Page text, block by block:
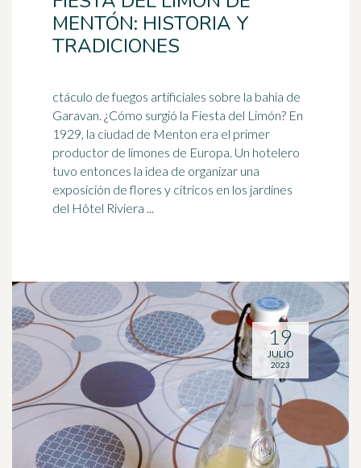
MENTÓN: HISTORIA Y
TRADICIONES
ctáculo de fuegos artificiales sobre la bahía de
Garavan. ¿Cómo surgió la Fiesta del Limón? En
1929, la ciudad de Menton era el primer
productor de limones de Europa. Un hotelero
tuvo entonces la idea de organizar una
exposición de flores y cítricos en los jardines
del Hôtel Riviera ...
19
JULIO
2023